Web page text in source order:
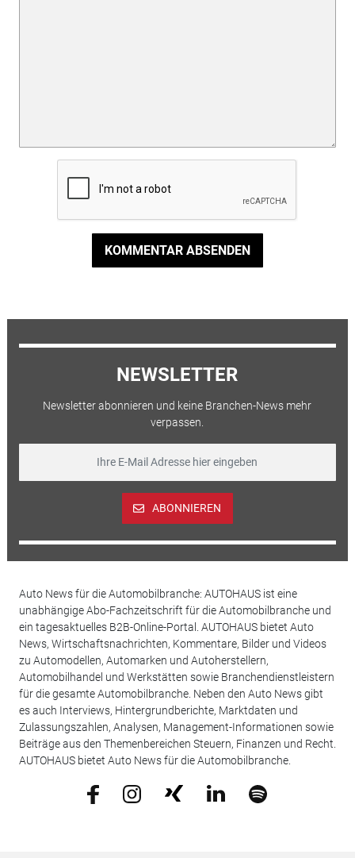
KOMMENTAR ABSENDEN
NEWSLETTER
Newsletter abonnieren und keine Branchen-News mehr
verpassen.
ABONNIEREN
Auto News für die Automobilbranche: AUTOHAUS ist eine
unabhängige Abo-Fachzeitschrift für die Automobilbranche und
ein tagesaktuelles B2B-Online-Portal. AUTOHAUS bietet Auto
News, Wirtschaftsnachrichten, Kommentare, Bilder und Videos
zu Automodellen, Automarken und Autoherstellern,
Automobilhandel und Werkstätten sowie Branchendienstleistern
für die gesamte Automobilbranche. Neben den Auto News gibt
es auch Interviews, Hintergrundberichte, Marktdaten und
Zulassungszahlen, Analysen, Management-Informationen sowie
Beiträge aus den Themenbereichen Steuern, Finanzen und Recht.
AUTOHAUS bietet Auto News für die Automobilbranche.